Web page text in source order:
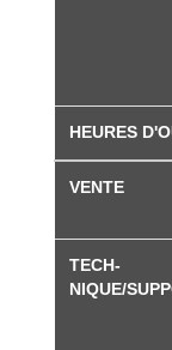
HEURES
VENTE
TECH­
NIQUE/